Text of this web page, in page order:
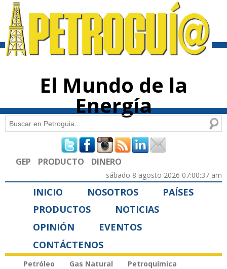
contenido
El Mundo de la
Energía
Formulario de búsqueda
Buscar
GEP PRODUCTO DINERO
sábado 8 agosto 2026 07:00:37 am
INICIO NOSOTROS
PAÍSES
PRODUCTOS
NOTICIAS
OPINIÓN
EVENTOS
CONTÁCTENOS
Petróleo Gas Natural
Petroquímica